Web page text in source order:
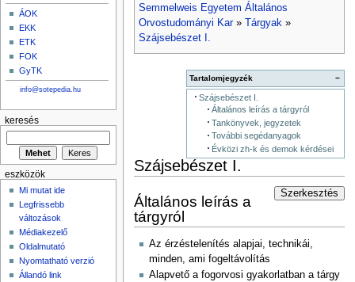
Semmelweis Egyetem Általános
Orvostudományi Kar» Tárgyak»
Szájsebészet I.
−
Tartalomjegyzék
Szájsebészet I.
Általános leírás a tárgyról
Tankönyvek, jegyzetek
További segédanyagok
Évközi zh-k és demok kérdései
Szájsebészet I.
Szerkesztés
Általános leírás a
tárgyról
Az érzéstelenítés alapjai, technikái,
minden, ami fogeltávolítás
Alapvető a fogorvosi gyakorlatban a tárgy
ÁOK
EKK
ETK
FOK
GyTK
info@sotepedia.hu
keresés
eszközök
Mi mutat ide
Legfrissebb
változások
Médiakezelő
Oldalmutató
Nyomtatható verzió
Állandó link